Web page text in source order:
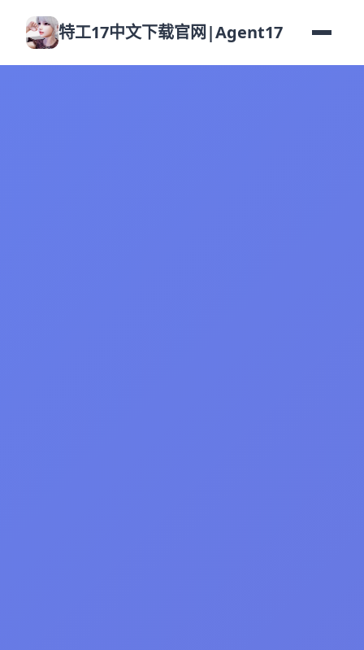
特工17中文下载官网|Agent17